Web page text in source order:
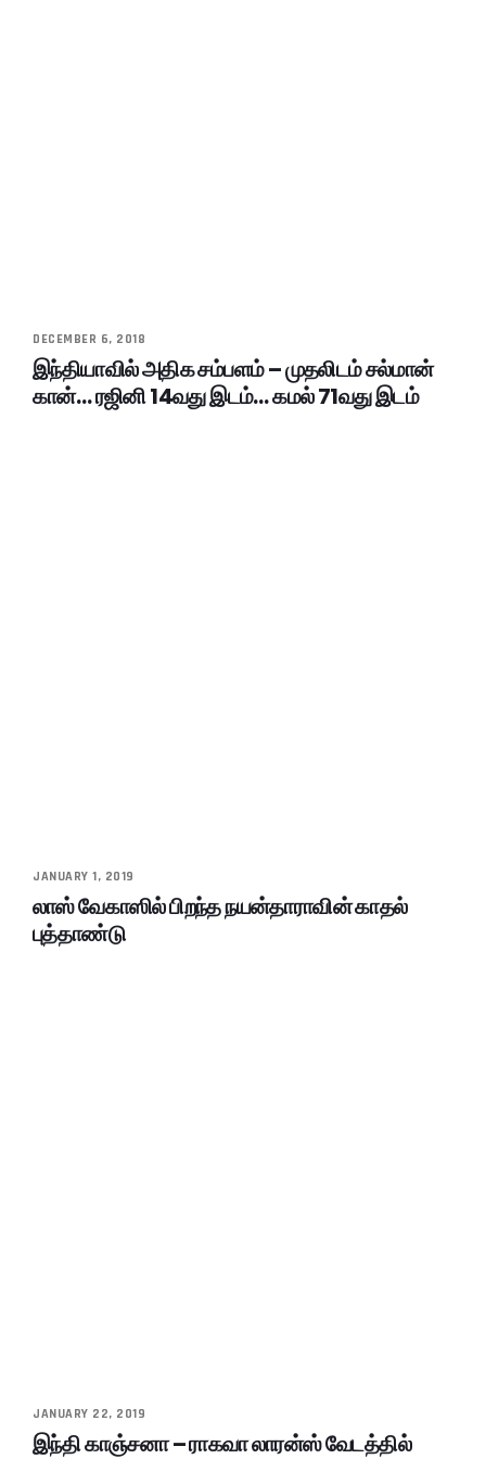
DECEMBER 6, 2018
இந்தியாவில் அதிக சம்பளம் – முதலிடம் சல்மான்
கான்… ரஜினி 14வது இடம்… கமல் 71வது இடம்
JANUARY 1, 2019
லாஸ் வேகாஸில் பிறந்த நயன்தாராவின் காதல்
புத்தாண்டு
JANUARY 22, 2019
இந்தி காஞ்சனா – ராகவா லாரன்ஸ் வேடத்தில்